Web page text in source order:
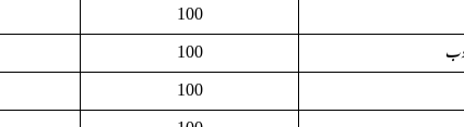
100
100
100